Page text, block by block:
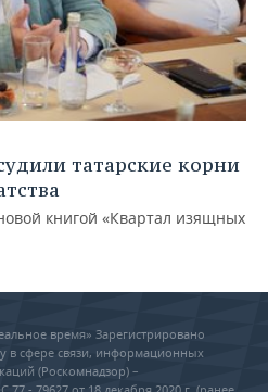
татарские корни
книгой «Квартал изящных
время» Зарегистрировано
в сфере связи, информационных
(Роскомнадзор) –